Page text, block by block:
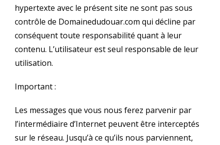
hypertexte avec le présent site ne sont pas sous
contrôle de Domainedudouar.com qui décline par
conséquent toute responsabilité quant à leur
contenu. L’utilisateur est seul responsable de leur
utilisation.
Important :
Les messages que vous nous ferez parvenir par
l’intermédiaire d’Internet peuvent être interceptés
sur le réseau. Jusqu’à ce qu’ils nous parviennent,